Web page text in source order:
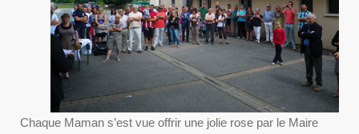
Chaque Maman s’est vue offrir une jolie rose par le Maire